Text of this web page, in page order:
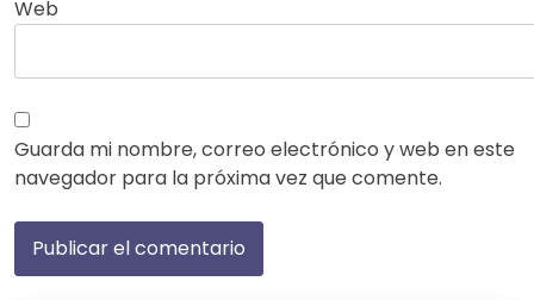
Web
Guarda mi nombre, correo electrónico y web en este
navegador para la próxima vez que comente.